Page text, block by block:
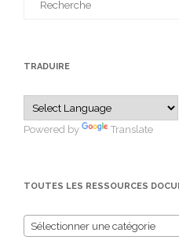
TRADUIRE
Powered by Translate
TOUTES LES RESSOURCES
Sélectionner une catégorie